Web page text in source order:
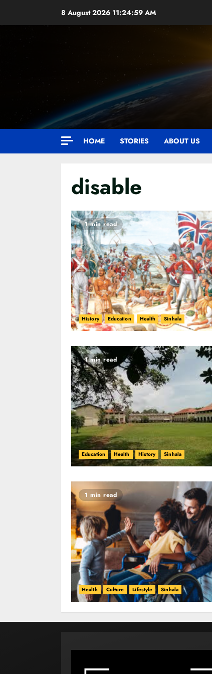
8 August 2026 11:25:00 AM
HOME STORIES ABOUT US
disable
1 min read
History Education Health Sinhala
1 min read
Education Health History Sinhala
1 min read
Health Culture Lifestyle Sinhala